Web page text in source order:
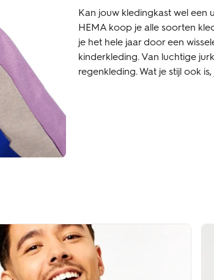
Kan jouw kledingkast wel een
HEMA koop je alle soorten
je het hele jaar door een
kinderkleding. Van luchtige
regenkleding. Wat je stijl ook